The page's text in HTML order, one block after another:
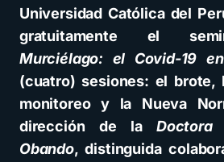
Universidad Católica del
gratuitamente el
Murciélago: el Covid-19
(cuatro) sesiones: el brote,
monitoreo y la Nueva
dirección de la Doctora
Obando, distinguida